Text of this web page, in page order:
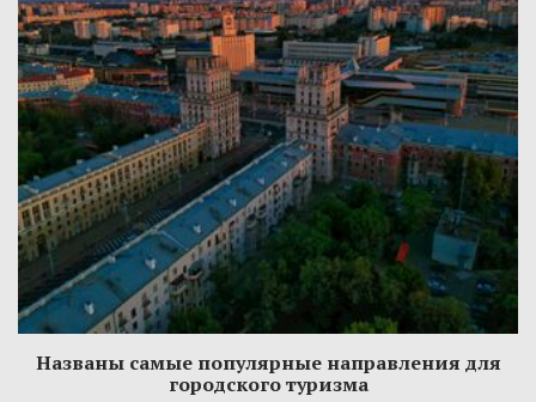
Названы самые популярные направления для
городского туризма